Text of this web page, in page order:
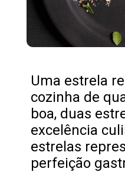
Uma estrela
cozinha de
boa, duas
excelência
estrelas
perfeição